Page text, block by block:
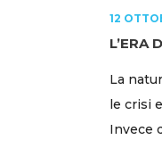
12
L’ERA
La
le crisi
Invece